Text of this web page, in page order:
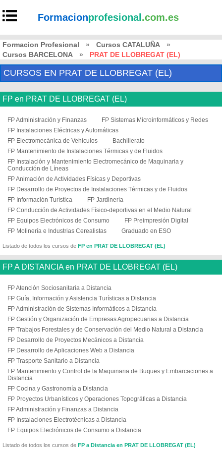
Formacionprofesional .com.es
Formacion Profesional » Cursos CATALUÑA
»
Cursos BARCELONA
» PRAT DE LLOBREGAT (EL)
CURSOS EN PRAT DE LLOBREGAT (EL)
FP en PRAT DE LLOBREGAT (EL)
FP Administración y Finanzas
FP Sistemas Microinformáticos y Redes
FP Instalaciones Eléctricas y Automáticas
FP Electromecánica de Vehículos
Bachillerato
FP Mantenimiento de Instalaciones Térmicas y de Fluidos
FP Instalación y Mantenimiento Electromecánico de Maquinaria y
Conducción de Líneas
FP Animación de Actividades Físicas y Deportivas
FP Desarrollo de Proyectos de Instalaciones Térmicas y de Fluidos
FP Información Turística
FP Jardinería
FP Conducción de Actividades Físico-deportivas en el Medio Natural
FP Equipos Electrónicos de Consumo
FP Preimpresión Digital
FP Molinería e Industrias Cerealistas
Graduado en ESO
Listado de todos los cursos de FP en PRAT DE LLOBREGAT (EL)
FP A DISTANCIA en PRAT DE LLOBREGAT (EL)
FP Atención Sociosanitaria a Distancia
FP Guía, Información y Asistencia Turísticas a Distancia
FP Administración de Sistemas Informáticos a Distancia
FP Gestión y Organización de Empresas Agropecuarias a Distancia
FP Trabajos Forestales y de Conservación del Medio Natural a Distancia
FP Desarrollo de Proyectos Mecánicos a Distancia
FP Desarrollo de Aplicaciones Web a Distancia
FP Trasporte Sanitario a Distancia
FP Mantenimiento y Control de la Maquinaria de Buques y Embarcaciones a
Distancia
FP Cocina y Gastronomía a Distancia
FP Proyectos Urbanísticos y Operaciones Topográficas a Distancia
FP Administración y Finanzas a Distancia
FP Instalaciones Electrotécnicas a Distancia
FP Equipos Electrónicos de Consumo a Distancia
Listado de todos los cursos de FP a Distancia en PRAT DE LLOBREGAT (EL)